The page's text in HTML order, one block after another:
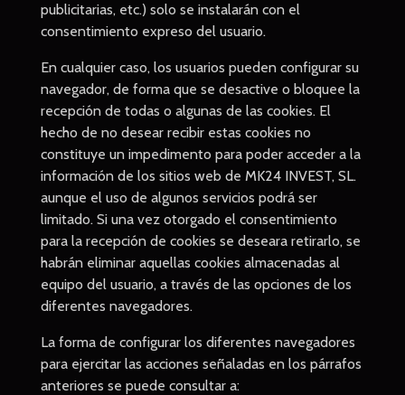
publicitarias, etc.) solo se instalarán con el
consentimiento expreso del usuario.
En cualquier caso, los usuarios pueden configurar su
navegador, de forma que se desactive o bloquee la
recepción de todas o algunas de las cookies. El
hecho de no desear recibir estas cookies no
constituye un impedimento para poder acceder a la
información de los sitios web de MK24 INVEST, SL.
aunque el uso de algunos servicios podrá ser
limitado. Si una vez otorgado el consentimiento
para la recepción de cookies se deseara retirarlo, se
habrán eliminar aquellas cookies almacenadas al
equipo del usuario, a través de las opciones de los
diferentes navegadores.
La forma de configurar los diferentes navegadores
para ejercitar las acciones señaladas en los párrafos
anteriores se puede consultar a: